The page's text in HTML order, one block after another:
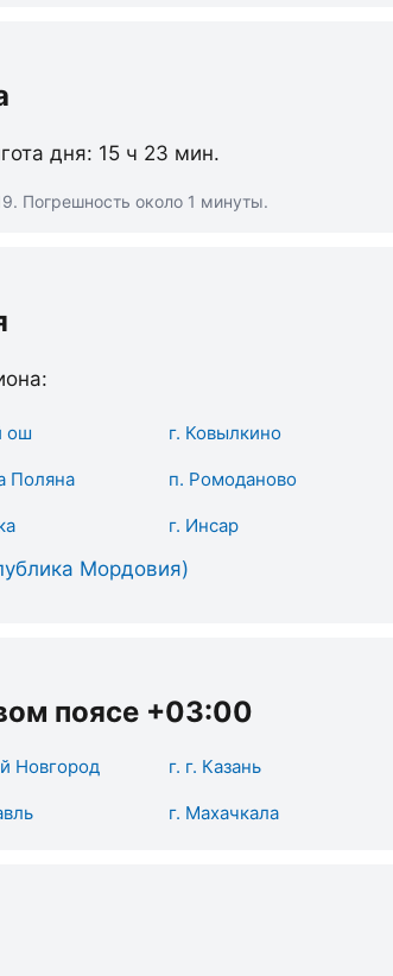
дня: 15 ч 23 мин.
Погрешность около 1 минуты.
ош г. Ковылкино
Поляна п. Ромоданово
г. Инсар
Мордовия)
поясе +03:00
Новгород г. г. Казань
г. Махачкала